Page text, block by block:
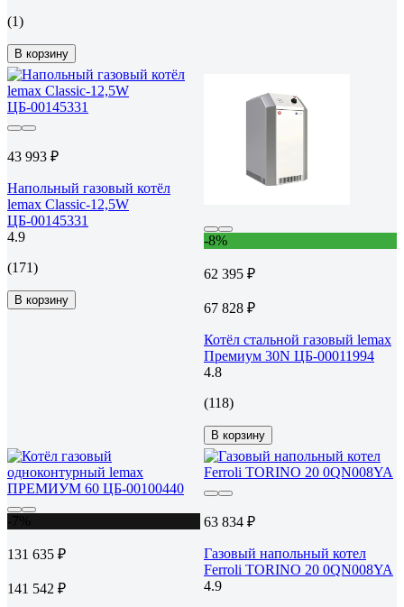
(1)
В корзину
43 993 ₽
Напольный газовый котёл
lemax Classic-12,5W
ЦБ-00145331
4.9
(171)
В корзину
-8%
62 395 ₽
67 828 ₽
Котёл стальной газовый lemax
Премиум 30N ЦБ-00011994
4.8
(118)
В корзину
131 635 ₽
141 542 ₽
63 834 ₽
Газовый напольный котел
Ferroli TORINO 20 0QN008YA
4.9